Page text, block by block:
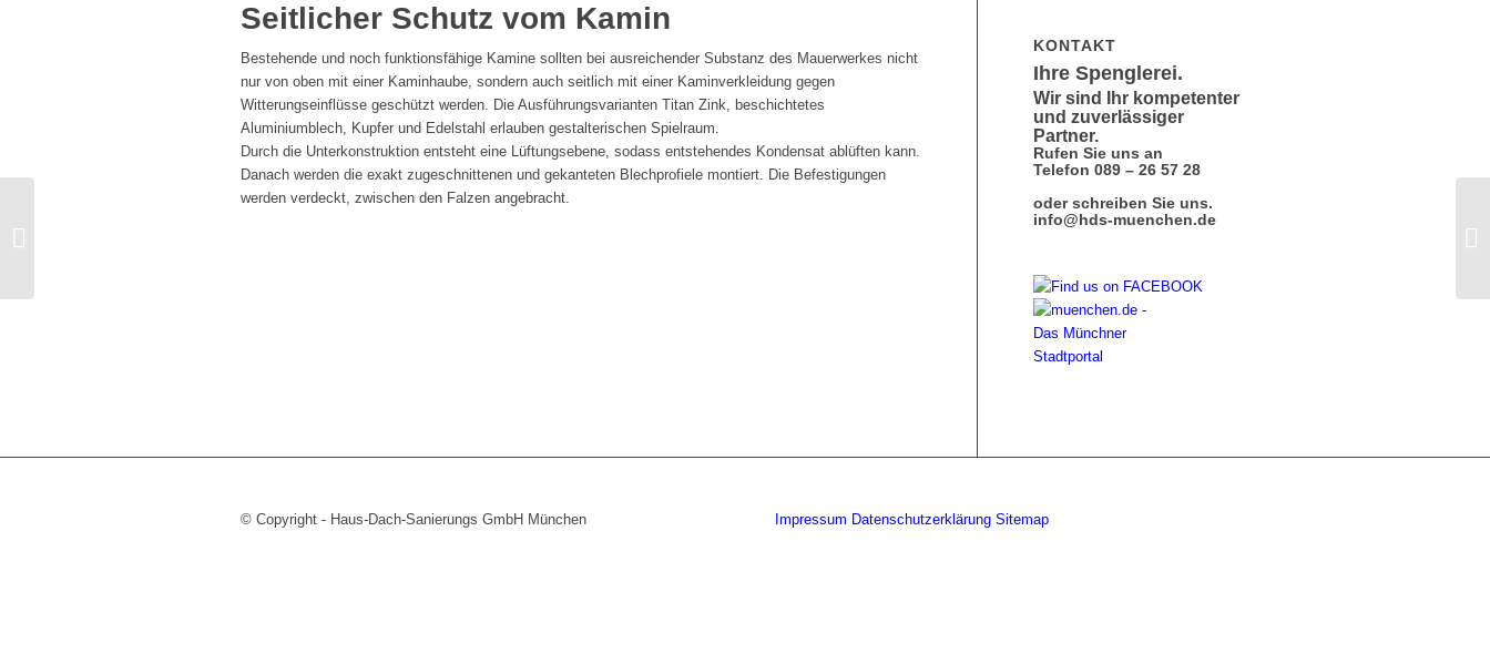
Seitlicher Schutz vom Kamin
Bestehende und noch funktionsfähige Kamine sollten bei ausreichender Substanz des Mauerwerkes nicht
nur von oben mit einer Kaminhaube, sondern auch seitlich mit einer Kaminverkleidung gegen
Witterungseinflüsse geschützt werden. Die Ausführungsvarianten Titan Zink, beschichtetes
Aluminiumblech, Kupfer und Edelstahl erlauben gestalterischen Spielraum.
Durch die Unterkonstruktion entsteht eine Lüftungsebene, sodass entstehendes Kondensat ablüften kann.
Danach werden die exakt zugeschnittenen und gekanteten Blechprofiele montiert. Die Befestigungen
werden verdeckt, zwischen den Falzen angebracht.
KONTAKT
Ihre Spenglerei.
Wir sind Ihr kompetenter
und zuverlässiger
Partner.
Rufen Sie uns an
Telefon 089 – 26 57 28
oder schreiben Sie uns.
info@hds-muenchen.de
© Copyright - Haus-Dach-Sanierungs GmbH München Impressum Datenschutzerklärung Sitemap